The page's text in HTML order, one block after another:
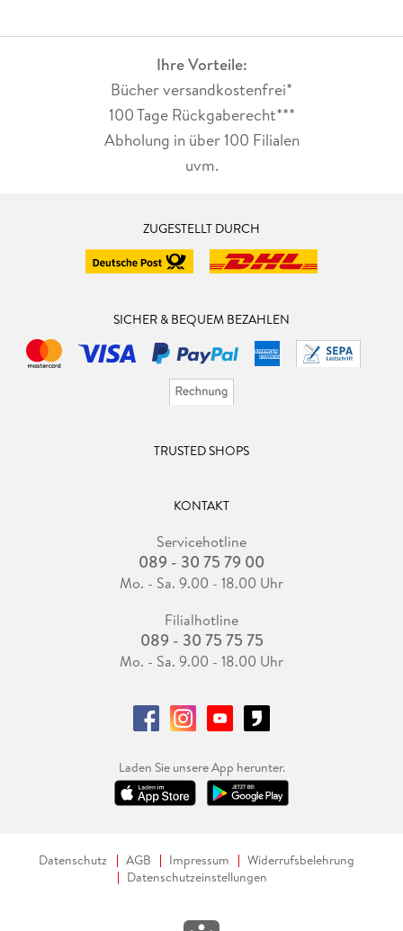
Ihre Vorteile:
Bücher versandkostenfrei*
100 Tage Rückgaberecht***
Abholung in über 100 Filialen
uvm.
ZUGESTELLT DURCH
SICHER & BEQUEM BEZAHLEN
TRUSTED SHOPS
KONTAKT
Servicehotline
089 - 30 75 79 00
Mo. - Sa. 9.00 - 18.00 Uhr
Filialhotline
089 - 30 75 75 75
Mo. - Sa. 9.00 - 18.00 Uhr
Laden Sie unsere App herunter.
Datenschutz AGB Impressum
Widerrufsbelehrung
Datenschutzeinstellungen